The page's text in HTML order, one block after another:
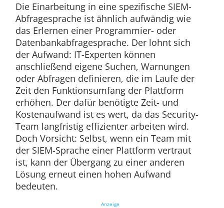
Die Einarbeitung in eine spezifische SIEM-
Abfragesprache ist ähnlich aufwändig wie
das Erlernen einer Programmier- oder
Datenbankabfragesprache. Der lohnt sich
der Aufwand: IT-Experten können
anschließend eigene Suchen, Warnungen
oder Abfragen definieren, die im Laufe der
Zeit den Funktionsumfang der Plattform
erhöhen. Der dafür benötigte Zeit- und
Kostenaufwand ist es wert, da das Security-
Team langfristig effizienter arbeiten wird.
Doch Vorsicht: Selbst, wenn ein Team mit
der SIEM-Sprache einer Plattform vertraut
ist, kann der Übergang zu einer anderen
Lösung erneut einen hohen Aufwand
bedeuten.
Anzeige